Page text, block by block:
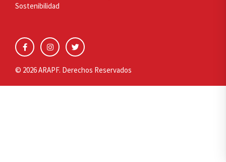
Sostenibilidad
© 2026 ARAPF. Derechos Reservados